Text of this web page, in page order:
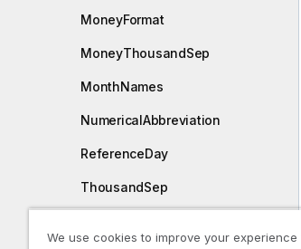
MoneyFormat
MoneyThousandSep
MonthNames
NumericalAbbreviation
ReferenceDay
ThousandSep
We use cookies to improve your